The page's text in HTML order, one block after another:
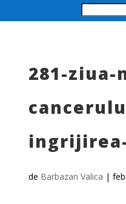
281-
de Barbazan Valica |